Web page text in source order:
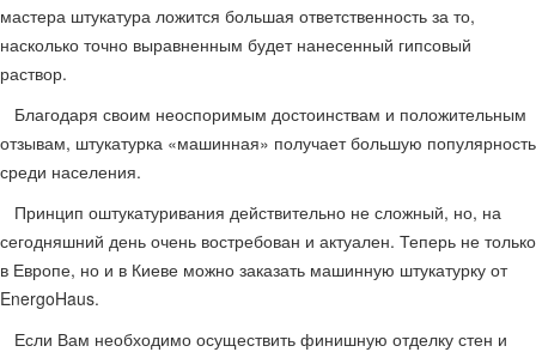
мастера штукатура ложится большая ответственность за то,
насколько точно выравненным будет нанесенный гипсовый
раствор.
Благодаря своим неоспоримым достоинствам и положительным
отзывам, штукатурка «машинная» получает большую популярность
среди населения.
Принцип оштукатуривания действительно не сложный, но, на
сегодняшний день очень востребован и актуален. Теперь не только
в Европе, но и в Киеве можно заказать машинную штукатурку от
EnergoHaus.
Если Вам необходимо осуществить финишную отделку стен и